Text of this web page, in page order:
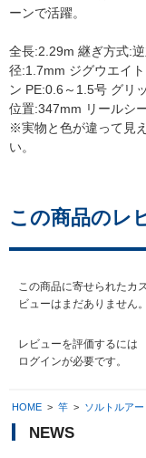
ーンで活躍。
全長:2.29m 継ぎ方式:
径:1.7mm ジグウエイ
ン PE:0.6～1.5号 グリ
位置:347mm リールシ
※実物と色が違って見
い。
この商品のレ
この商品に寄せられたカ
ビューはまだありません。
レビューを評価するには
ログインが必要です。
HOME > 竿 > ソルトルアー
NEWS